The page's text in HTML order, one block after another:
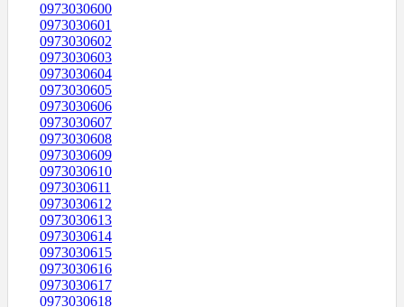
0973030600
0973030601
0973030602
0973030603
0973030604
0973030605
0973030606
0973030607
0973030608
0973030609
0973030610
0973030611
0973030612
0973030613
0973030614
0973030615
0973030616
0973030617
0973030618